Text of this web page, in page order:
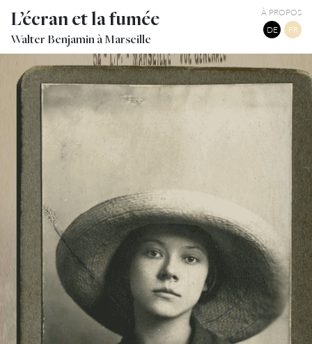
L’écran et la fumée
Walter Benjamin à Marseille
À PROPOS
DE
FR
ASJA LACIS